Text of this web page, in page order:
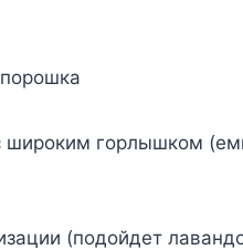
широким горлышком
(подойдет